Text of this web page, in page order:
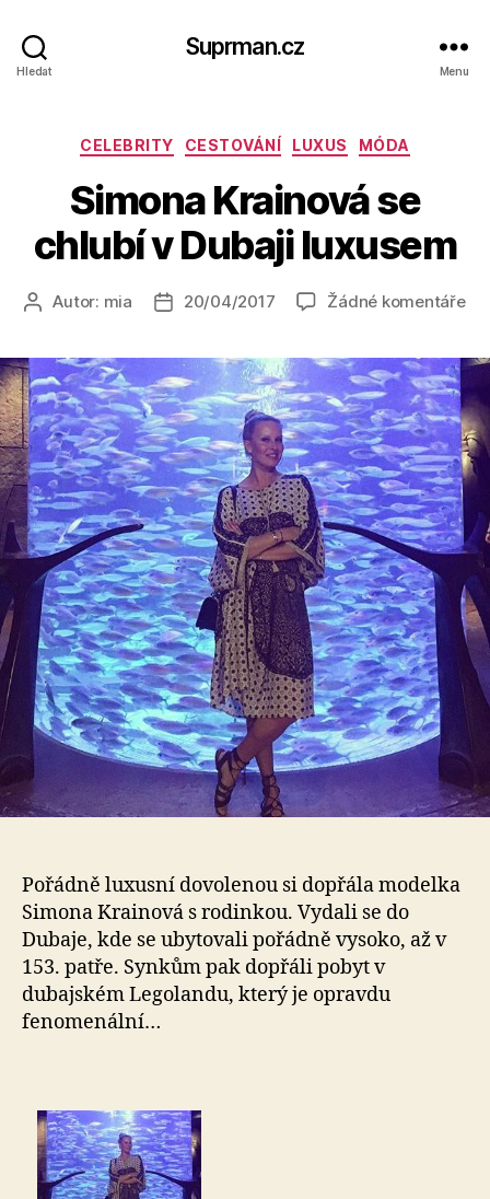
Hledat
Suprman.cz
Menu
Rubriky
CELEBRITY CESTOVÁNÍ LUXUS MÓDA
Simona Krainová se
chlubí v Dubaji luxusem
AutorAutor: mia
Datum
20/04/2017 Žádné komentářeu
se
v
Pořádně luxusní dovolenou si dopřála modelka
Simona Krainová s rodinkou. Vydali se do
Dubaje, kde se ubytovali pořádně vysoko, až v
153. patře. Synkům pak dopřáli pobyt v
dubajském Legolandu, který je opravdu
fenomenální…